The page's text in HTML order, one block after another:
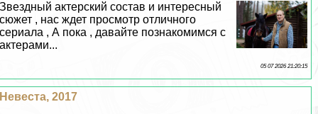
Звездный актерский состав и интересный
сюжет , нас ждет просмотр отличного
сериала , А пока , давайте познакомимся с
актерами...
05 07 2026 21:20:15
Невеста, 2017